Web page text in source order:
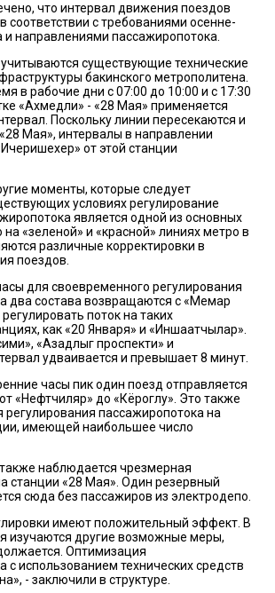
что интервал движения поездов
соответствии с требованиями осенне-
и направлениями пассажиропотока.
существующие технические
бакинского метрополитена.
в рабочие дни с 07:00 до 10:00 и с 17:30
«Ахмедли» - «28 Мая» применяется
Поскольку линии пересекаются и
Мая», интервалы в направлении
от этой станции
моменты, которые следует
условиях регулирование
является одной из основных
«зеленой» и «красной» линиях метро в
различные корректировки в
поездов.
для своевременного регулирования
два состава возвращаются с «Мемар
поток на таких
как «20 Января» и «Иншаатчылар».
«Азадлыг проспекти» и
удваивается и превышает 8 минут.
часы пик один поезд отправляется
«Нефтчиляр» до «Кёроглу». Это также
регулирования пассажиропотока на
имеющей наибольшее число
наблюдается чрезмерная
станции «28 Мая». Один резервный
сюда без пассажиров из электродепо.
имеют положительный эффект. В
изучаются другие возможные меры,
Оптимизация
с использованием технических средств
- заключили в структуре.